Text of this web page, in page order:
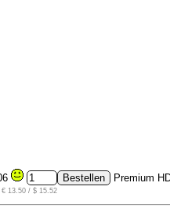
13.50 / $ 15.52
Premium